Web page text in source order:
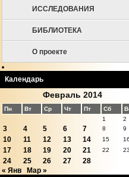
ИССЛЕДОВАНИЯ
БИБЛИОТЕКА
О проекте
Календарь
Февраль 2014
Пн Вт Ср Чт Пт Сб
1
2
3 4 5 6 7 8 9
10 11 12 13 14 15 16
17 18 19 20 21 22 23
24 25 26 27
28
« Янв
Мар »